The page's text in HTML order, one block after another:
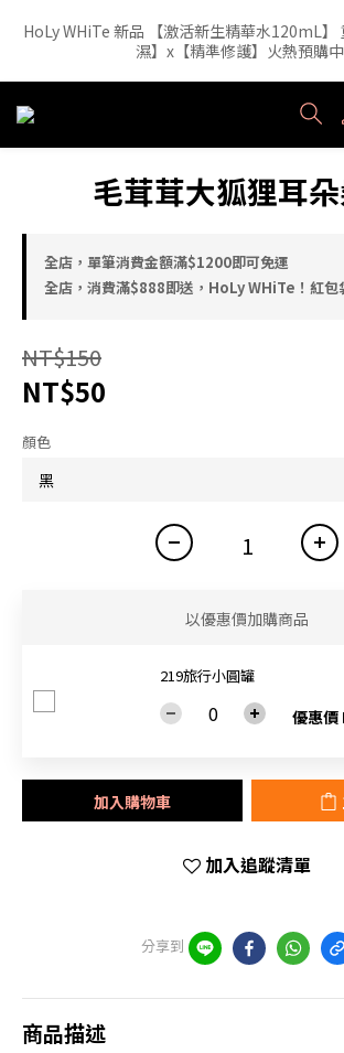
【外泌體精華液】新品正裝精華液🔥 3年研發
1ml 含6.52億顆外泌體（精準180nm）
HoLy WHiTe 新品 【激活新生精華水120mL】
濕】x【精準修護】火熱預購
【外泌體精華液】新品正裝精華液🔥 3年研發
1ml 含6.52億顆外泌體（精準180nm）
毛茸茸大狐狸耳
全店，單筆消費金額滿$1200即可免運
全店，消費滿$888即送，HoLy WHiTe！紅包
NT$150
NT$50
顏色
以優惠價加購商品
219旅行小圓罐
優惠價
加入購物車
加入追蹤清單
分享到
商品描述